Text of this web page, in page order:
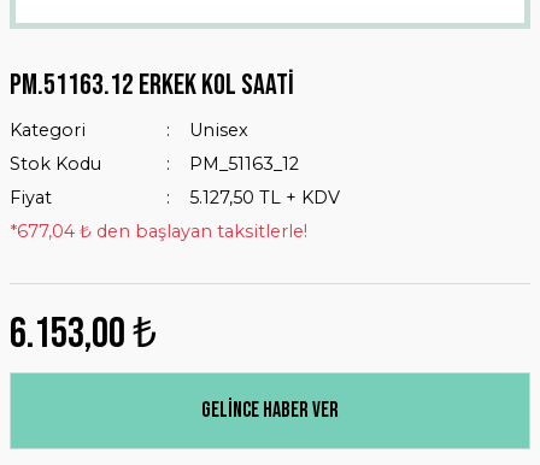
Pm.51163.12 Erkek Kol Saati
Kategori
Unisex
Stok Kodu
PM_51163_12
Fiyat
5.127,50 TL + KDV
*677,04 ₺ den başlayan taksitlerle!
6.153,00 ₺
Gelince Haber Ver